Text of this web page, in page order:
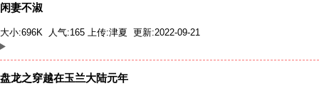
闲妻不淑
大小:696K 人气:165 上传:津夏 更新:2022-09-21
盘龙之穿越在玉兰大陆元年